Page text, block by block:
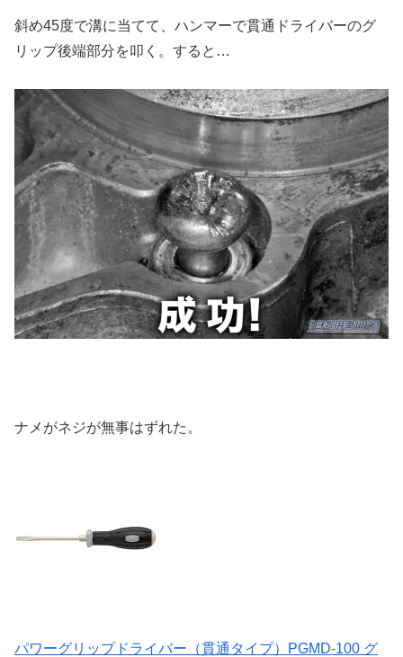
斜め45度で溝に当てて、ハンマーで貫通ドライバーのグ
リップ後端部分を叩く。すると…
ナメがネジが無事はずれた。
パワーグリップドライバー（貫通タイプ）PGMD-100 グ